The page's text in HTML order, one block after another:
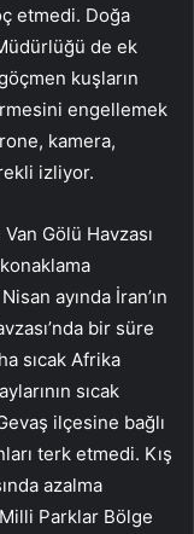
etmedi. Doğa
de ek
kuşların
engellemek
kamera,
izliyor.
Gölü Havzası
ayında İran’ın
bir süre
sıcak Afrika
sıcak
ilçesine bağlı
terk etmedi. Kış
azalma
Parklar Bölge